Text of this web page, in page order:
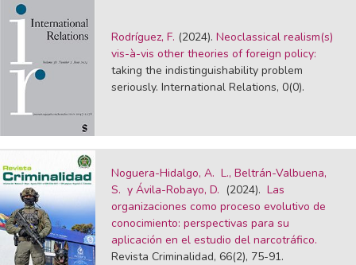
Rodríguez, F. (2024). Neoclassical realism(s)
vis-à-vis other theories of foreign policy:
taking the indistinguishability problem
seriously. International Relations, 0(0).
Noguera-Hidalgo, A. L., Beltrán-Valbuena,
S. y Ávila-Robayo, D. (2024). Las
organizaciones como proceso evolutivo de
conocimiento: perspectivas para su
aplicación en el estudio del narcotráfico.
Revista Criminalidad, 66(2), 75-91.